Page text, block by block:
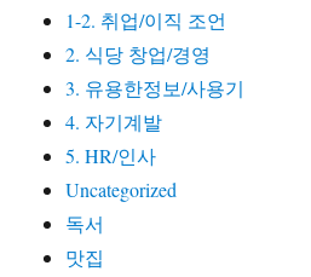
1-2. 취업/이직 조언
2. 식당 창업/경영
3. 유용한정보/사용기
4. 자기계발
5. HR/인사
Uncategorized
독서
맛집